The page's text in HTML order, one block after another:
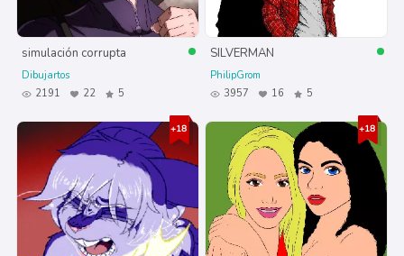
simulación corrupta
Dibujartos
2191
22 5
SILVERMAN
PhilipGrom
3957
16 5